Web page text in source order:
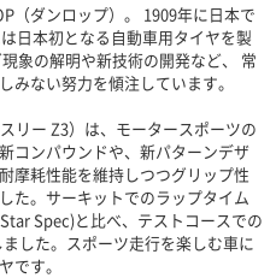
（ダンロップ）。 1909年に日本で
日本初となる自動車用タイヤを製
象の解明や新技術の開発など、 常
みない努力を傾注しています。
リー Z3）は、モータースポーツの
コンパウンドや、新パターンデザ
摩耗性能を維持しつつグリップ性
た。サーキットでのラップタイム
Spec)と比べ、テストコースでの
した。スポーツ走行を楽しむ車に
です。